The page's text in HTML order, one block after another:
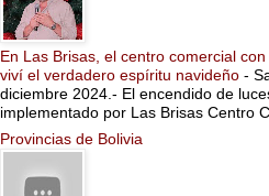
En Las Brisas, el centro comercial
viví el verdadero espíritu navideño -
diciembre 2024.- El encendido de
implementado por Las Brisas Centro
Provincias de Bolivia